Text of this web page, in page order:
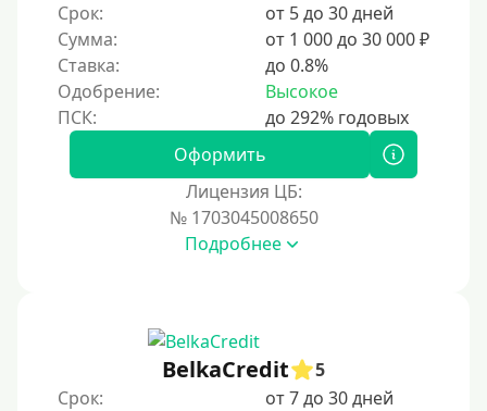
За час
Срочные
Моментальные онлайн
Экспресс
В день обращения
С 21 года
Срок:
от 5 до 30 дней
Сумма:
от 1 000 до 30 000 ₽
Ставка:
до 0.8%
Одобрение:
Высокое
Оформить
Лицензия ЦБ:
№ 1703045008650
Подробнее
BelkaCredit
5
Срок:
от 7 до 30 дней